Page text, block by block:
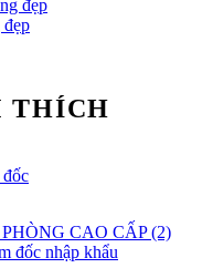
đẹp
THÍCH
đốc nhập khẩu